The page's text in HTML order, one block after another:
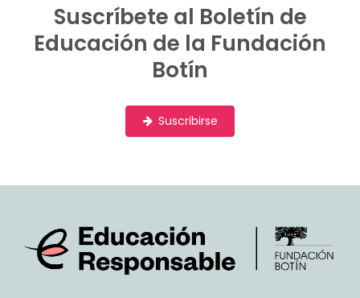
Suscríbete al Boletín de
Educación de la Fundación
Botín
Suscribirse